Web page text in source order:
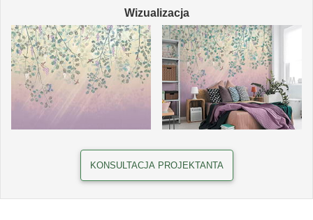
Wizualizacja
KONSULTACJA PROJEKTANTA